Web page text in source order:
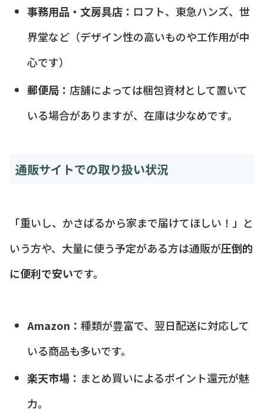
事務用品・文房具店： ロフト、東急ハンズ、世
界堂など（デザイン性の高いものや工作用が中
心です）
郵便局： 店舗によっては梱包資材として置いて
いる場合がありますが、在庫は少なめです。
通販サイトでの取り扱い状況
「重いし、かさばるから家まで届けてほしい！」と
いう方や、大量に使う予定がある方は通販が圧倒的
に便利で安いです。
Amazon： 種類が豊富で、翌日配送に対応して
いる商品も多いです。
楽天市場： まとめ買いによるポイント還元が魅
力。